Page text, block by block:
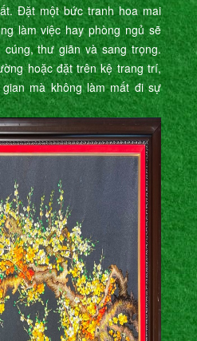
Đặt một bức tranh hoa mai
làm việc hay phòng ngủ sẽ
thư giãn và sang trọng.
hoặc đặt trên kệ trang trí,
mà không làm mất đi sự